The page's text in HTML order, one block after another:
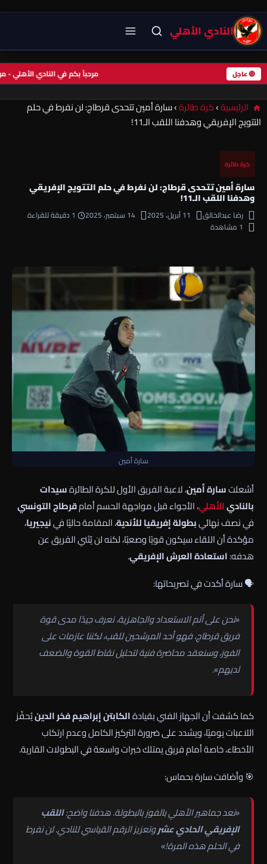
النادي الأهلي
🔴 عاجل مرحباً بكم في النادي
الرئيسية›كرة طائرة›سارة أمين تتحدى قرطاج: لن نفرط في حلم
التتويج الإفريقي وهدفنا اللقب الـ11!
كرة طائرة
سارة أمين تتحدى قرطاج: لن نفرط في حلم التتويج الإفريقي
وهدفنا اللقب الـ11!
رضا عبدالخالق 11 أبريل، 2025 14 سبتمبر، 2025
1 دقيقة للقراءة
1 مشاهدة
سارة أمين
أشعلتسارة أمين، لاعبة الفريق الأول للكرة الطائرةسيدات
بالناديالأهلي، الأجواء قبل مواجهة الحسم أمامقرطاج التونسي
في نصف نهائيبطولة إفريقيا للأندية، المقامة حاليًا فينيجيريا،
مؤكدة أن اللقاء سيكون قويًا وصعبًا، لكنه لن يُثني الفريق عن
هدفه:استعادة العرش الإفريقي.
🗣️ سارة أكدت في تصريحاتها:
«نحن على أتم الاستعداد والجاهزية، نعرف جيدًا مدى قوة
فريق قرطاج، فهو أحد المرشحين للقب، لكننا عازمات على
الفوز، وسنعقد محاضرة فنية لتحليل نقاط القوة والضعف
لديهم».
كما كشفت أن الجهاز الفني بقيادةالكابتن إبراهيم فخر الدينيُحفّز
اللاعبات يوميًا، ويشدد على ضرورة التركيز الكامل وعدم ارتكاب
الأخطاء، خاصة أمام فريق يمتلك خبرات واسعة في البطولات القارية.
🎯 وأضافت سارة بحماس:
«نعد جماهير الأهلي بالفوز بالبطولة. هدفنا واضح:اللقب
الإفريقي الحادي عشروتعزيز الرقم القياسي للنادي. لن نفرط
في الحلم هذه المرة!»